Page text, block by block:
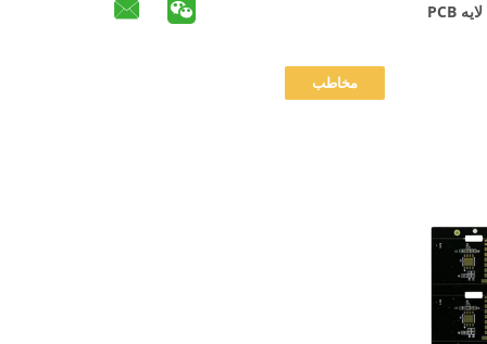
کارت حافظه Ultra Thin FR4 چند لایه PCB